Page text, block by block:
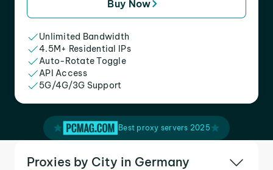
Buy Now
Unlimited Bandwidth
4.5M+ Residential IPs
Auto-Rotate Toggle
API Access
5G/4G/3G Support
Best proxy servers 2025
Proxies by City in Germany